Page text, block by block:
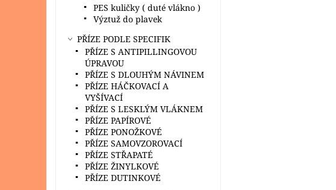
PES kuličky ( duté vlákno )
Výztuž do plavek
PŘÍZE PODLE SPECIFIK
PŘÍZE S ANTIPILLINGOVOU
ÚPRAVOU
PŘÍZE S DLOUHÝM NÁVINEM
PŘÍZE HÁČKOVACÍ A
VYŠÍVACÍ
PŘÍZE S LESKLÝM VLÁKNEM
PŘÍZE PAPÍROVÉ
PŘÍZE PONOŽKOVÉ
PŘÍZE SAMOVZOROVACÍ
PŘÍZE STŘAPATÉ
PŘÍZE ŽINYLKOVÉ
PŘÍZE DUTINKOVÉ